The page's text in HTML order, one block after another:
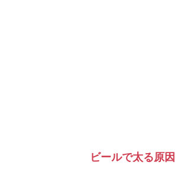
ビールで太る原因